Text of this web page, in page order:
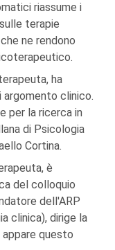
riassume i
terapie
ne rendono
ha
clinico.
per la ricerca in
di Psicologia
Cortina.
è
del colloquio
dell'ARP
clinica), dirige la
questo